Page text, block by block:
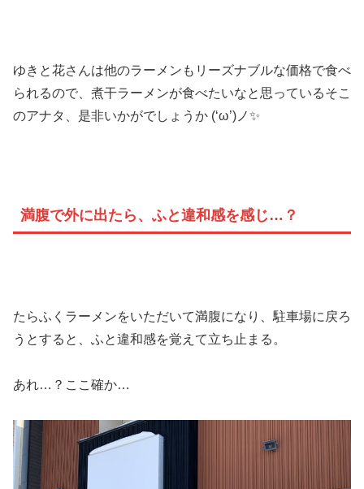
ゆきと花さんは他のラーメンもリーズナブルな価格で食べ
られるので、煮干ラーメンが食べたいなと思っているそこ
のアナタ、是非いかがでしょうか (‘ω’)ノ✨
満腹で外に出たら、ふと違和感を感じ…？
たらふくラーメンをいただいて満腹になり、駐車場に戻ろ
うとすると、ふと違和感を覚えて立ち止まる。
あれ…？ここ確か…